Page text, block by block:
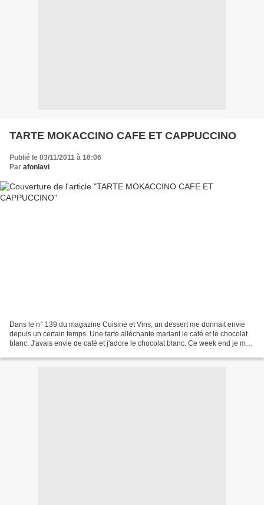
TARTE MOKACCINO CAFE ET CAPPUCCINO
Publié le 03/11/2011 à 16:06
Par afonlavi
Dans le n° 139 du magazine Cuisine et Vins, un dessert me donnait envie
depuis un certain temps. Une tarte alléchante mariant le café et le chocolat
blanc. J'avais envie de café et j'adore le chocolat blanc. Ce week end je me